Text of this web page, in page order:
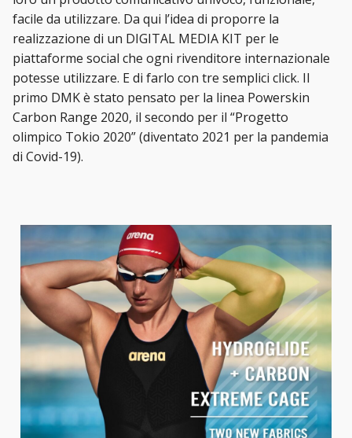
facile da utilizzare. Da qui l’idea di proporre la
realizzazione di un DIGITAL MEDIA KIT per le
piattaforme social che ogni rivenditore internazionale
potesse utilizzare. E di farlo con tre semplici click. Il
primo DMK è stato pensato per la linea Powerskin
Carbon Range 2020, il secondo per il “Progetto
olimpico Tokio 2020” (diventato 2021 per la pandemia
di Covid-19).